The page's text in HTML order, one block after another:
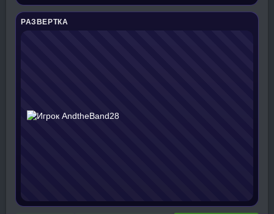
РАЗВЕРТКА